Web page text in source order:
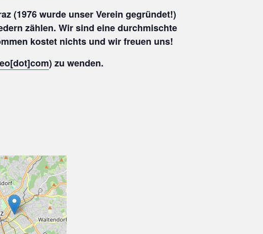
(1976 wurde unser Verein gegründet!)
zählen. Wir sind eine durchmischte
kostet nichts und wir freuen uns!
) zu wenden.